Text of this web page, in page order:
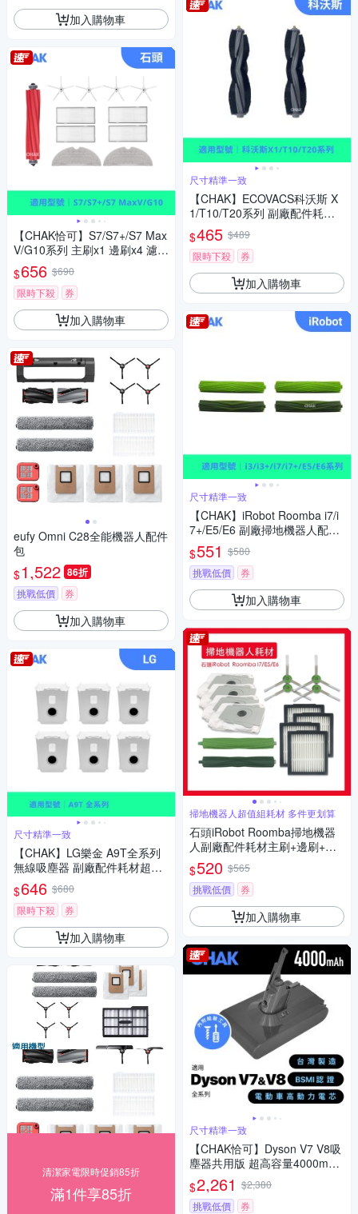
加入購物車
【CHAK恰可】S7/S7+/S7 Max
V/G10系列 主刷x1 邊刷x4 濾網
x4 灰色拖布x2
$656 $690
限時下殺
券
加入購物車
eufy Omni C28全能機器人配件
包
$1,522 86折
挑戰低價 券
加入購物車
尺寸精準一致
【CHAK】LG樂金 A9T全系列
無線吸塵器 副廠配件耗材超值
組(集塵袋6入組)
$646 $680
限時下殺
券
加入購物車
清潔家電限時促銷85折
滿1件享85折
尺寸精準一致
【CHAK】ECOVACS科沃斯 X
1/T10/T20系列 副廠配件耗材
超值組(主刷2入組)
$465 $489
限時下殺
券
加入購物車
尺寸精準一致
【CHAK】iRobot Roomba i7/i
7+/E5/E6 副廠掃地機器人配件
耗材超值組(主刷2入組)
$551 $580
挑戰低價
券
加入購物車
掃地機器人超值組耗材 多件更划算
石頭iRobot Roomba掃地機器
人副廠配件耗材主刷+邊刷+濾
網+集塵袋
$520 $565
挑戰低價
券
加入購物車
尺寸精準一致
【CHAK恰可】Dyson V7 V8吸
塵器共用版 超高容量4000mAh
鋰電池 DC8240(Dyson 副廠電
池 戴森吸塵器配件)
$2,261 $2,380
挑戰低價
券